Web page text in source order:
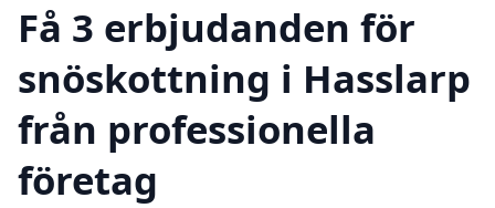
Få 3 erbjudanden för
snöskottning i Hasslarp
från professionella
företag